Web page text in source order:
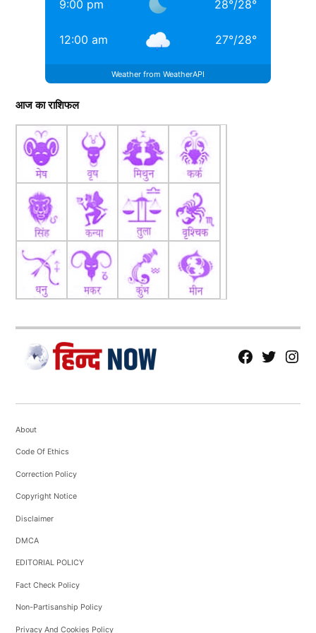
9:00 pm 28°/28°
12:00 am 27°/28°
Weather from WeatherAPI
आज का राशिफल
fb Tw tw
About
Code Of Ethics
Correction Policy
Copyright Notice
Disclaimer
DMCA
EDITORIAL POLICY
Fact Check Policy
Non-Partisanship Policy
Privacy And Cookies Policy